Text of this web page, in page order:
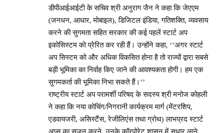
डीपीआईआईटी के सचिव श्री अनुराग जैन ने कहा कि जेएएम
(जनधन, आधार, मोबाइल), डिजिटल इंडिया, गतिशक्ति, व्यवसाय
करने की सुगमता सहित सरकार की कई पहलें स्टार्ट अप
इकोसिस्टम को प्रेरित कर रही हैं। उन्होंने कहा, ‘‘अगर स्टार्ट
अप सिस्टम को और अधिक विकसित होना है तो राज्यों द्वारा सबसे
बड़ी भूमिका का निर्वाह किए जाने की आवश्यकता होगी। हम एक
सुगमकर्ता की भूमिका निभा सकते हैं।’’
राष्ट्रीय स्टार्ट अप परामर्शी परिषद के सदस्य श्री मनोज कोहली
ने कहा कि नया कोचिंग/निगरानी कार्यक्रम मार्ग (मेंटरशिप,
एडवायजरी, असिस्टैंस, रेजीलिएंस तथा ग्रोथ) लाभप्रद स्टार्ट
अप्स का सृजन करने, उनके कॉरपोरेट शासन में सुधार लाने,